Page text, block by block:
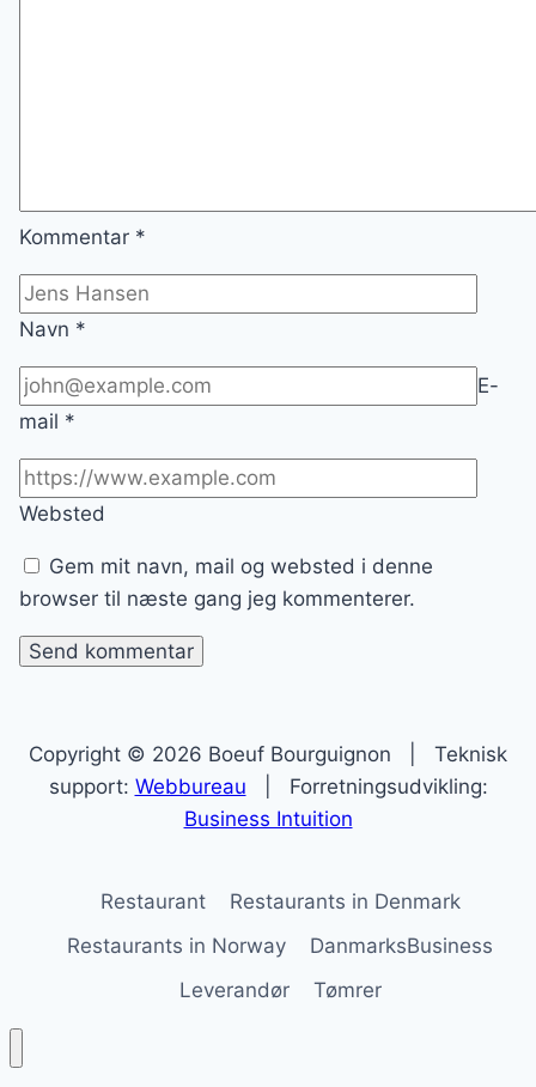
Kommentar *
Navn *
E-
mail *
Websted
Gem mit navn, mail og websted i denne
browser til næste gang jeg kommenterer.
Copyright © 2026 Boeuf Bourguignon | Teknisk
support: Webbureau | Forretningsudvikling:
Business Intuition
Restaurant
Restaurants in Denmark
Restaurants in Norway
DanmarksBusiness
Leverandør
Tømrer